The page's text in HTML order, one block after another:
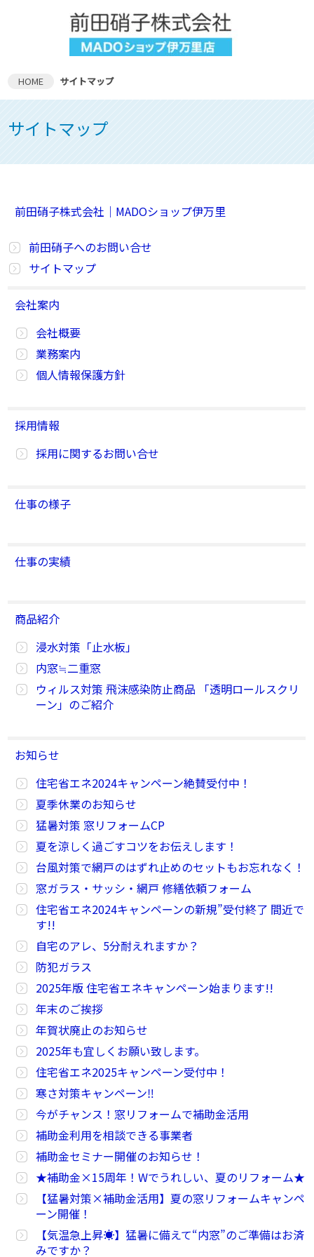
HOME サイトマップ
サイトマップ
前田硝子株式会社｜MADOショップ伊万里
前田硝子へのお問い合せ
サイトマップ
会社案内
会社概要
業務案内
個人情報保護方針
採用情報
採用に関するお問い合せ
仕事の様子
仕事の実績
商品紹介
浸水対策「止水板」
内窓≒二重窓
ウィルス対策 飛沫感染防止商品 「透明ロールスクリ
ーン」のご紹介
お知らせ
住宅省エネ2024キャンペーン絶賛受付中！
夏季休業のお知らせ
猛暑対策 窓リフォームCP
夏を涼しく過ごすコツをお伝えします！
台風対策で網戸のはずれ止めのセットもお忘れなく！
窓ガラス・サッシ・網戸 修繕依頼フォーム
住宅省エネ2024キャンペーンの新規”受付終了 間近で
す!!
自宅のアレ、5分耐えれますか？
防犯ガラス
2025年版 住宅省エネキャンペーン始まります!!
年末のご挨拶
年賀状廃止のお知らせ
2025年も宜しくお願い致します。
住宅省エネ2025キャンペーン受付中！
寒さ対策キャンペーン‼
今がチャンス！窓リフォームで補助金活用
補助金利用を相談できる事業者
補助金セミナー開催のお知らせ！
★補助金×15周年！Wでうれしい、夏のリフォーム★
【猛暑対策×補助金活用】夏の窓リフォームキャンペ
ーン開催！
【気温急上昇☀】猛暑に備えて“内窓”のご準備はお済
みですか？